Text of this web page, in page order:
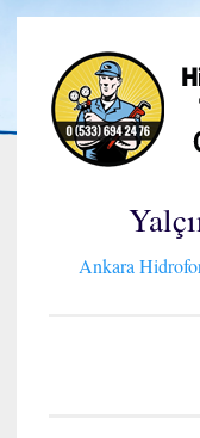
İçeriğe
geç
Ankara